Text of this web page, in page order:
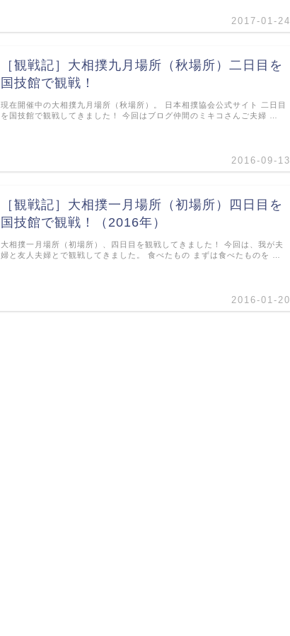
2017-01-24
［観戦記］大相撲九月場所（秋場所）二日目を
国技館で観戦！
2016-09-13
現在開催中の大相撲九月場所（秋場所）。 日本相撲協会公式サイト 二日目
を国技館で観戦してきました！ 今回はブログ仲間のミキコさんご夫婦 …
［観戦記］大相撲一月場所（初場所）四日目を
国技館で観戦！（2016年）
2016-01-20
大相撲一月場所（初場所）、四日目を観戦してきました！ 今回は、我が夫
婦と友人夫婦とで観戦してきました。 食べたもの まずは食べたものを …